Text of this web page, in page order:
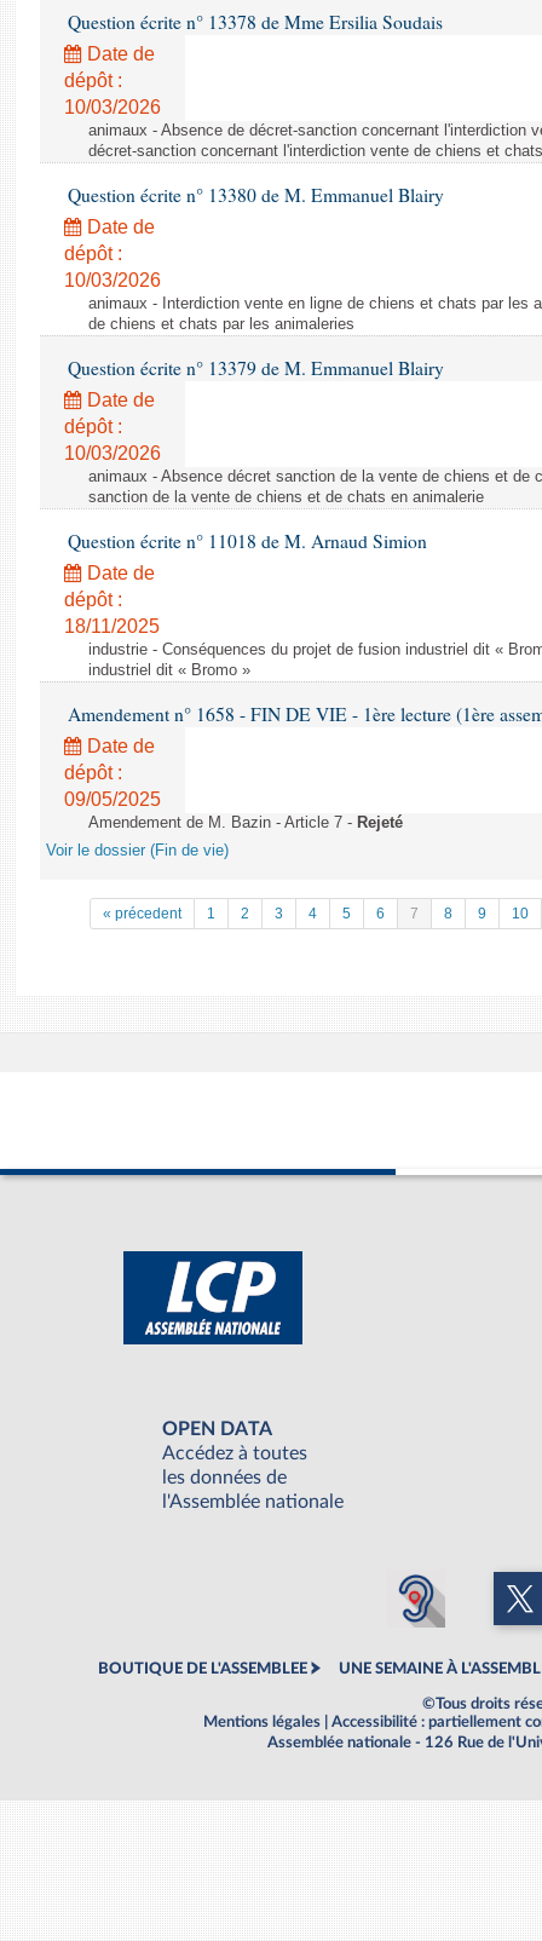
Question écrite n° 13378 de Mme Ersilia Soudais
Date de
dépôt :
10/03/2026
animaux - Absence de décret-sanction concernant l'interdiction
décret-sanction concernant l'interdiction vente de chiens et chats
Question écrite n° 13380 de M. Emmanuel Blairy
Date de
dépôt :
10/03/2026
animaux - Interdiction vente en ligne de chiens et chats par les
de chiens et chats par les animaleries
Question écrite n° 13379 de M. Emmanuel Blairy
Date de
dépôt :
10/03/2026
animaux - Absence décret sanction de la vente de chiens et de
sanction de la vente de chiens et de chats en animalerie
Question écrite n° 11018 de M. Arnaud Simion
Date de
dépôt :
18/11/2025
industrie - Conséquences du projet de fusion industriel dit «
industriel dit « Bromo »
Amendement n° 1658 - FIN DE VIE - 1ère lecture (1ère
Date de
dépôt :
09/05/2025
Amendement de M. Bazin - Article 7 - Rejeté
Voir le dossier (Fin de vie)
« précedent 1 2 3 4 5 6 7 8 9 10
OPEN DATA
Accédez à toutes
les données de
l'Assemblée nationale
BOUTIQUE DE L'ASSEMBLEE UNE SEMAINE À
©Tous droits
Mentions légales
Accessibilité : partiellement
Assemblée nationale - 126 Rue de